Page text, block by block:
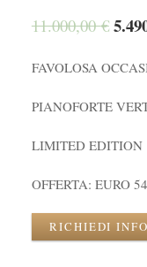
11.000,00€
FAVOLOSA
PIANOFORTE
LIMITED EDITION
OFFERTA: EURO
RICHIEDI